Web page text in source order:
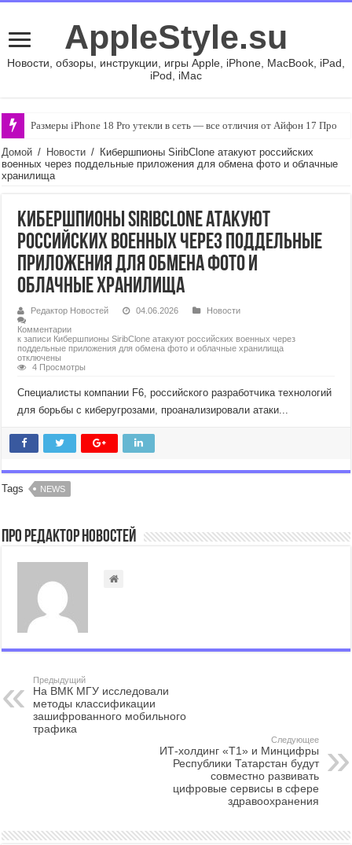
AppleStyle.su
Новости, обзоры, инструкции, игры Apple, iPhone, MacBook, iPad,
iPod, iMac
Размеры iPhone 18 Pro утекли в сеть — все отличия от Айфон 17 Про
Домой / Новости / Кибершпионы SiribClone атакуют российских
военных через поддельные приложения для обмена фото и облачные
хранилища
Кибершпионы SiribClone атакуют
российских военных через поддельные
приложения для обмена фото и
облачные хранилища
Редактор Новостей 04.06.2026
Новости
Комментарии
к записи Кибершпионы SiribClone атакуют российских военных через
поддельные приложения для обмена фото и облачные хранилища
отключены
4 Просмотры
Специалисты компании F6, российского разработчика технологий
для борьбы с киберугрозами, проанализировали атаки...
Tags NEWS
Про Редактор Новостей
Предыдущий
На ВМК МГУ исследовали
методы классификации
зашифрованного мобильного
трафика
Следующее
ИТ-холдинг «Т1» и Минцифры
Республики Татарстан будут
совместно развивать
цифровые сервисы в сфере
здравоохранения